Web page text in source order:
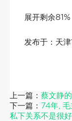
展开剩余81%
发布于：天
上一篇： 蔡文静
下一篇： 74年,
私下关系不是很好